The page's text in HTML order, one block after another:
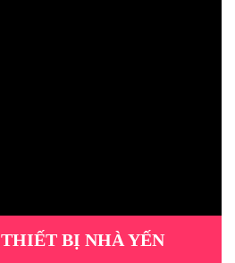
THIẾT BỊ NHÀ YẾN